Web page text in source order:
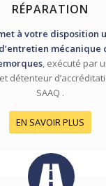
RÉPARATION
à votre disposition
mécanique
, exécuté par
détenteur
SAAQ .
EN SAVOIR PLUS